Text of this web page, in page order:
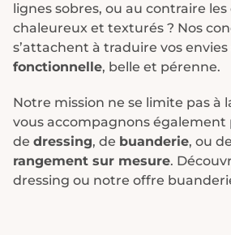
lignes sobres, ou au contraire
chaleureux et texturés ? Nos
s’attachent à traduire vos
fonctionnelle, belle et pérenne.
Notre mission ne se limite pas à
vous accompagnons également
de dressing, de buanderie, ou de
rangement sur mesure.
dressing ou notre offre